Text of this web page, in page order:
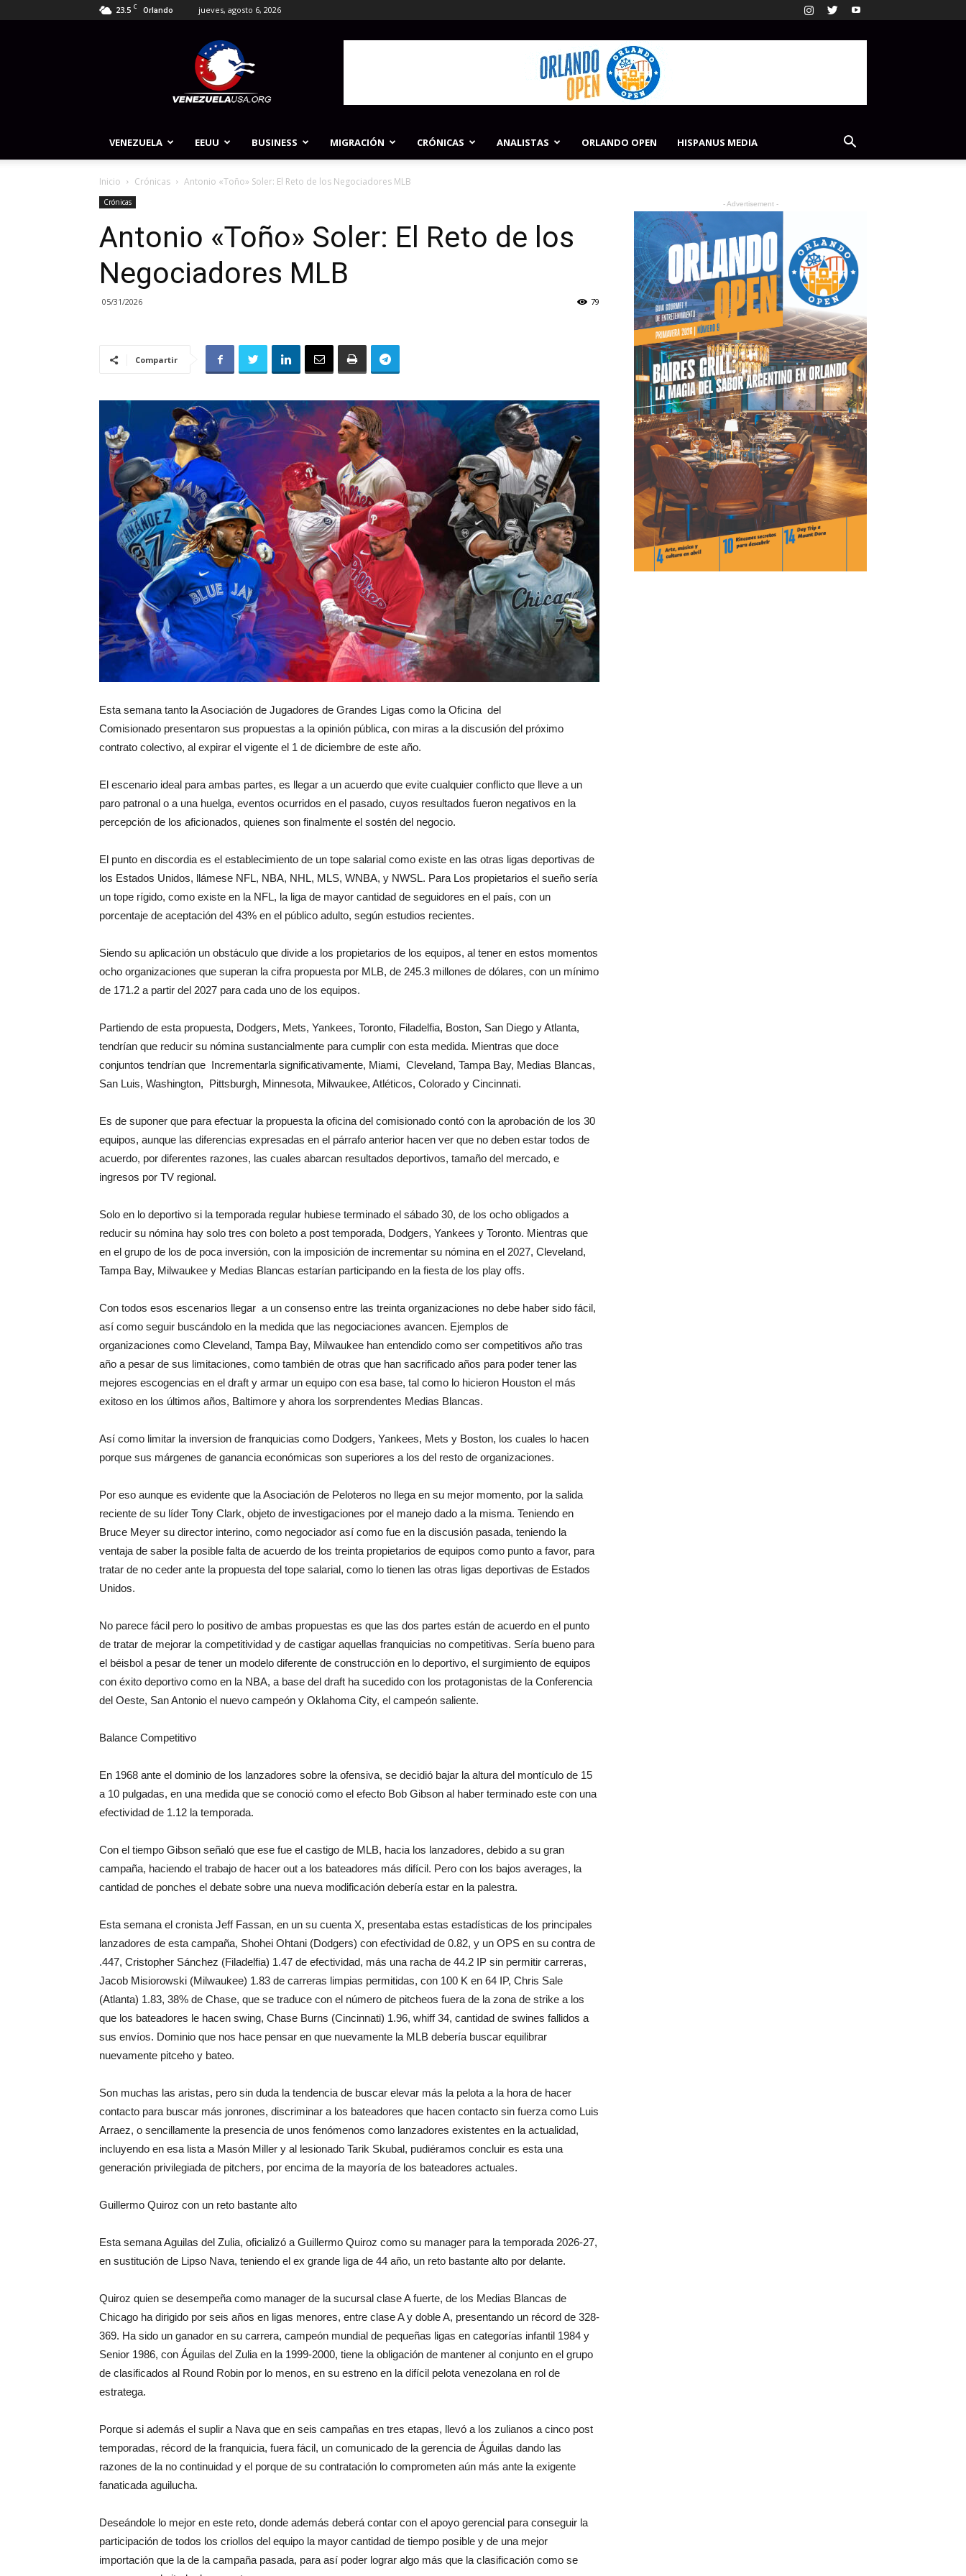
23.5 C Orlando jueves, agosto 6, 2026
Venezuela
USA
VENEZUELA EEUU BUSINESS MIGRACIÓN CRÓNICAS ANALISTAS ORLANDO OPEN HISPANUS MEDIA
Inicio Crónicas Antonio «Toño» Soler: El Reto de los Negociadores MLB
Crónicas
Antonio «Toño» Soler: El Reto de los
Negociadores MLB
05/31/2026 79
Compartir
Esta semana tanto la Asociación de Jugadores de Grandes Ligas como la Oficina del
Comisionado presentaron sus propuestas a la opinión pública, con miras a la discusión del próximo
contrato colectivo, al expirar el vigente el 1 de diciembre de este año.
El escenario ideal para ambas partes, es llegar a un acuerdo que evite cualquier conflicto que lleve a un
paro patronal o a una huelga, eventos ocurridos en el pasado, cuyos resultados fueron negativos en la
percepción de los aficionados, quienes son finalmente el sostén del negocio.
El punto en discordia es el establecimiento de un tope salarial como existe en las otras ligas deportivas de
los Estados Unidos, llámese NFL, NBA, NHL, MLS, WNBA, y NWSL. Para Los propietarios el sueño sería
un tope rígido, como existe en la NFL, la liga de mayor cantidad de seguidores en el país, con un
porcentaje de aceptación del 43% en el público adulto, según estudios recientes.
Siendo su aplicación un obstáculo que divide a los propietarios de los equipos, al tener en estos momentos
ocho organizaciones que superan la cifra propuesta por MLB, de 245.3 millones de dólares, con un mínimo
de 171.2 a partir del 2027 para cada uno de los equipos.
Partiendo de esta propuesta, Dodgers, Mets, Yankees, Toronto, Filadelfia, Boston, San Diego y Atlanta,
tendrían que reducir su nómina sustancialmente para cumplir con esta medida. Mientras que doce
conjuntos tendrían que Incrementarla significativamente, Miami, Cleveland, Tampa Bay, Medias Blancas,
San Luis, Washington, Pittsburgh, Minnesota, Milwaukee, Atléticos, Colorado y Cincinnati.
Es de suponer que para efectuar la propuesta la oficina del comisionado contó con la aprobación de los 30
equipos, aunque las diferencias expresadas en el párrafo anterior hacen ver que no deben estar todos de
acuerdo, por diferentes razones, las cuales abarcan resultados deportivos, tamaño del mercado, e
ingresos por TV regional.
Solo en lo deportivo si la temporada regular hubiese terminado el sábado 30, de los ocho obligados a
reducir su nómina hay solo tres con boleto a post temporada, Dodgers, Yankees y Toronto. Mientras que
en el grupo de los de poca inversión, con la imposición de incrementar su nómina en el 2027, Cleveland,
Tampa Bay, Milwaukee y Medias Blancas estarían participando en la fiesta de los play offs.
Con todos esos escenarios llegar a un consenso entre las treinta organizaciones no debe haber sido fácil,
así como seguir buscándolo en la medida que las negociaciones avancen. Ejemplos de
organizaciones como Cleveland, Tampa Bay, Milwaukee han entendido como ser competitivos año tras
año a pesar de sus limitaciones, como también de otras que han sacrificado años para poder tener las
mejores escogencias en el draft y armar un equipo con esa base, tal como lo hicieron Houston el más
exitoso en los últimos años, Baltimore y ahora los sorprendentes Medias Blancas.
Así como limitar la inversion de franquicias como Dodgers, Yankees, Mets y Boston, los cuales lo hacen
porque sus márgenes de ganancia económicas son superiores a los del resto de organizaciones.
Por eso aunque es evidente que la Asociación de Peloteros no llega en su mejor momento, por la salida
reciente de su líder Tony Clark, objeto de investigaciones por el manejo dado a la misma. Teniendo en
Bruce Meyer su director interino, como negociador así como fue en la discusión pasada, teniendo la
ventaja de saber la posible falta de acuerdo de los treinta propietarios de equipos como punto a favor, para
tratar de no ceder ante la propuesta del tope salarial, como lo tienen las otras ligas deportivas de Estados
Unidos.
No parece fácil pero lo positivo de ambas propuestas es que las dos partes están de acuerdo en el punto
de tratar de mejorar la competitividad y de castigar aquellas franquicias no competitivas. Sería bueno para
el béisbol a pesar de tener un modelo diferente de construcción en lo deportivo, el surgimiento de equipos
con éxito deportivo como en la NBA, a base del draft ha sucedido con los protagonistas de la Conferencia
del Oeste, San Antonio el nuevo campeón y Oklahoma City, el campeón saliente.
Balance Competitivo
En 1968 ante el dominio de los lanzadores sobre la ofensiva, se decidió bajar la altura del montículo de 15
a 10 pulgadas, en una medida que se conoció como el efecto Bob Gibson al haber terminado este con una
efectividad de 1.12 la temporada.
Con el tiempo Gibson señaló que ese fue el castigo de MLB, hacia los lanzadores, debido a su gran
campaña, haciendo el trabajo de hacer out a los bateadores más difícil. Pero con los bajos averages, la
cantidad de ponches el debate sobre una nueva modificación debería estar en la palestra.
Esta semana el cronista Jeff Fassan, en un su cuenta X, presentaba estas estadísticas de los principales
lanzadores de esta campaña, Shohei Ohtani (Dodgers) con efectividad de 0.82, y un OPS en su contra de
.447, Cristopher Sánchez (Filadelfia) 1.47 de efectividad, más una racha de 44.2 IP sin permitir carreras,
Jacob Misiorowski (Milwaukee) 1.83 de carreras limpias permitidas, con 100 K en 64 IP, Chris Sale
(Atlanta) 1.83, 38% de Chase, que se traduce con el número de pitcheos fuera de la zona de strike a los
que los bateadores le hacen swing, Chase Burns (Cincinnati) 1.96, whiff 34, cantidad de swines fallidos a
sus envíos. Dominio que nos hace pensar en que nuevamente la MLB debería buscar equilibrar
nuevamente pitceho y bateo.
Son muchas las aristas, pero sin duda la tendencia de buscar elevar más la pelota a la hora de hacer
contacto para buscar más jonrones, discriminar a los bateadores que hacen contacto sin fuerza como Luis
Arraez, o sencillamente la presencia de unos fenómenos como lanzadores existentes en la actualidad,
incluyendo en esa lista a Masón Miller y al lesionado Tarik Skubal, pudiéramos concluir es esta una
generación privilegiada de pitchers, por encima de la mayoría de los bateadores actuales.
Guillermo Quiroz con un reto bastante alto
Esta semana Aguilas del Zulia, oficializó a Guillermo Quiroz como su manager para la temporada 2026-27,
en sustitución de Lipso Nava, teniendo el ex grande liga de 44 año, un reto bastante alto por delante.
Quiroz quien se desempeña como manager de la sucursal clase A fuerte, de los Medias Blancas de
Chicago ha dirigido por seis años en ligas menores, entre clase A y doble A, presentando un récord de 328-
369. Ha sido un ganador en su carrera, campeón mundial de pequeñas ligas en categorías infantil 1984 y
Senior 1986, con Águilas del Zulia en la 1999-2000, tiene la obligación de mantener al conjunto en el grupo
de clasificados al Round Robin por lo menos, en su estreno en la difícil pelota venezolana en rol de
estratega.
Porque si además el suplir a Nava que en seis campañas en tres etapas, llevó a los zulianos a cinco post
temporadas, récord de la franquicia, fuera fácil, un comunicado de la gerencia de Águilas dando las
razones de la no continuidad y el porque de su contratación lo comprometen aún más ante la exigente
fanaticada aguilucha.
Deseándole lo mejor en este reto, donde además deberá contar con el apoyo gerencial para conseguir la
participación de todos los criollos del equipo la mayor cantidad de tiempo posible y de una mejor
importación que la de la campaña pasada, para así poder lograr algo más que la clasificación como se
- Advertisement -